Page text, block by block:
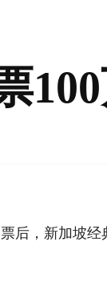
后，新加坡经